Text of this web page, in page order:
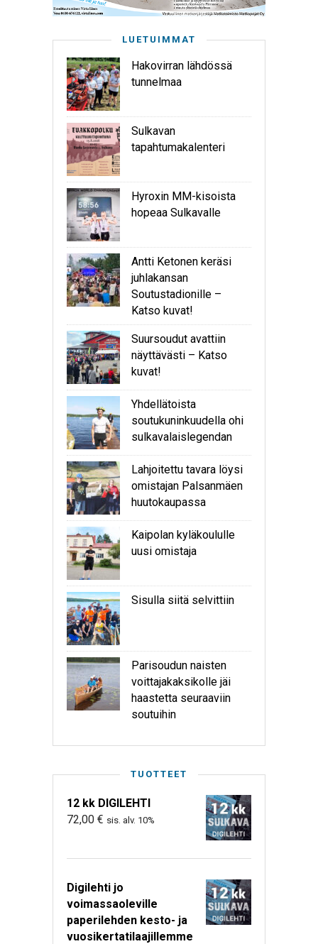
LUETUIMMAT
Hakovirran lähdössä
tunnelmaa
Sulkavan
tapahtumakalenteri
Hyroxin MM-kisoista
hopeaa Sulkavalle
Antti Ketonen keräsi
juhlakansan
Soutustadionille –
Katso kuvat!
Suursoudut avattiin
näyttävästi – Katso
kuvat!
Yhdellätoista
soutukuninkuudella ohi
sulkavalaislegendan
Lahjoitettu tavara löysi
omistajan Palsanmäen
huutokaupassa
Kaipolan kyläkoululle
uusi omistaja
Sisulla siitä selvittiin
Parisoudun naisten
voittajakaksikolle jäi
haastetta seuraaviin
soutuihin
TUOTTEET
12 kk DIGILEHTI
72,00 € sis. alv. 10%
Digilehti jo
voimassaoleville
paperilehden kesto- ja
vuosikertatilaajillemme